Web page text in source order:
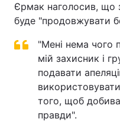
Єрмак наголосив, що
буде "продовжувати
"Мені нема чого
мій захисник і
подавати
того, щоб
правди".